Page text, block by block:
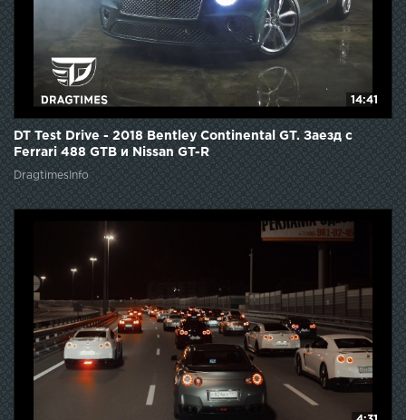
14:41
DT Test Drive - 2018 Bentley Continental GT. Заезд с
Ferrari 488 GTB и Nissan GT-R
DragtimesInfo